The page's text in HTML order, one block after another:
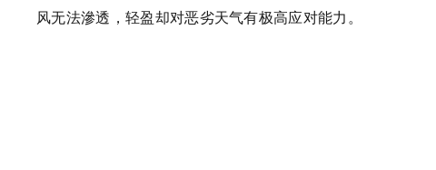
风无法滲透，轻盈却对恶劣天气有极高应对能力。